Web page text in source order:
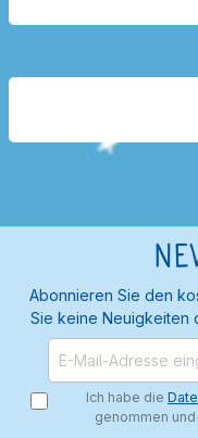
Abonnieren Sie den
Sie keine Neuigkeiten
Ich habe die
genommen